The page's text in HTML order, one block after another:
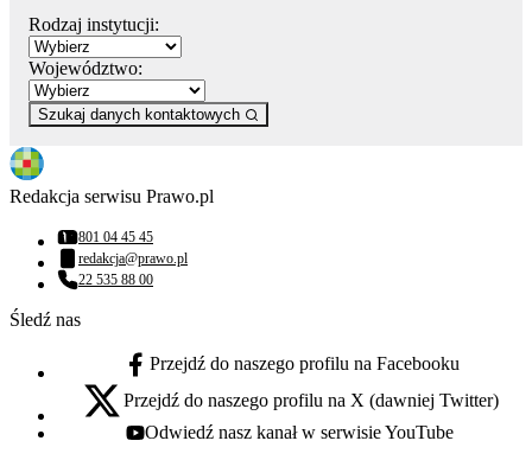
Rodzaj instytucji:
Województwo:
Szukaj danych kontaktowych
Redakcja serwisu Prawo.pl
Numer telefonu:
801 04 45 45
Adres email:
redakcja@prawo.pl
Numer telefonu:
22 535 88 00
Śledź nas
facebook - otwiera się w nowej karcie
Przejdź do naszego profilu na Facebooku
x - otwiera się w nowej karcie
Przejdź do naszego profilu na X (dawniej Twitter)
youtube - otwiera się w nowej karcie
Odwiedź nasz kanał w serwisie YouTube